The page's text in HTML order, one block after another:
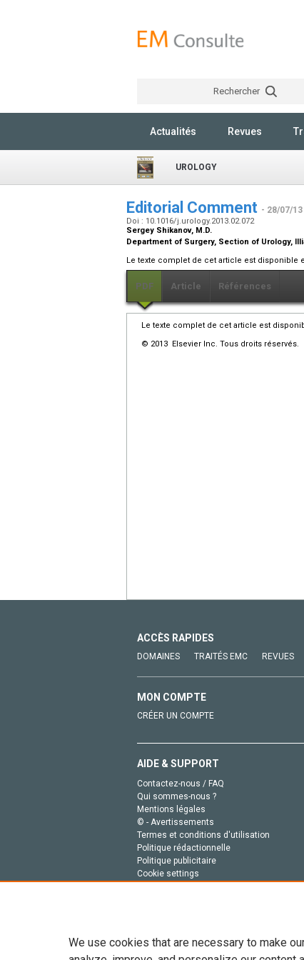
Rechercher
Actualités Revues
UROLOGY
Editorial Comment - 28/07/13
Doi : 10.1016/j.urology.2013.02.072
Sergey Shikanov, M.D.
Department of Surgery, Section of Urology,
Le texte complet de cet article est disponible
PDF Article Références
Le texte complet de cet article est
© 2013 Elsevier Inc. Tous droits réservés.
ACCÈS RAPIDES
DOMAINES TRAITÉS EMC REVUES
MON COMPTE
CRÉER UN COMPTE
AIDE & SUPPORT
Contactez-nous / FAQ
Qui sommes-nous ?
Mentions légales
© - Avertissements
Termes et conditions d'utilisation
Politique rédactionnelle
Politique publicitaire
Cookie settings
We use cookies that are necessary to make